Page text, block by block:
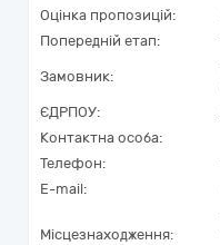
Оцінка пропозицій:
Попередній етап:
Замовник:
ЄДРПОУ:
Контактна особа:
Телефон:
E-mail:
Місцезнаходження: